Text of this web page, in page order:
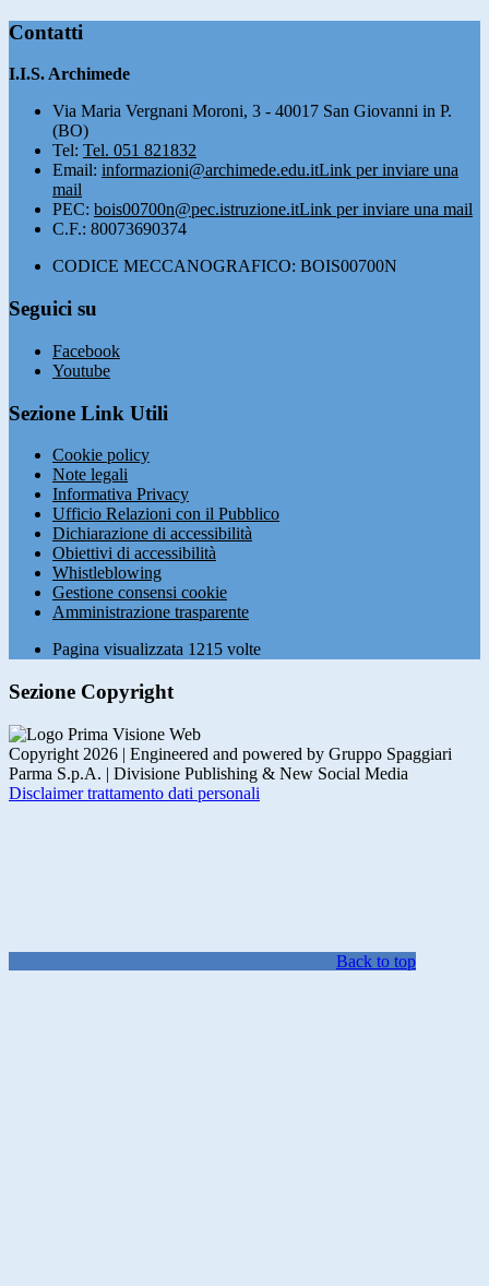
Contatti
I.I.S. Archimede
Via Maria Vergnani Moroni, 3 - 40017 San Giovanni in P.
(BO)
Tel: Tel. 051 821832
Email: informazioni@archimede.edu.itLink per inviare una
mail
PEC: bois00700n@pec.istruzione.itLink per inviare una mail
C.F.: 80073690374
CODICE MECCANOGRAFICO: BOIS00700N
Seguici su
Facebook
Youtube
Sezione Link Utili
Cookie policy
Note legali
Informativa Privacy
Ufficio Relazioni con il Pubblico
Dichiarazione di accessibilità
Obiettivi di accessibilità
Whistleblowing
Gestione consensi cookie
Amministrazione trasparente
Pagina visualizzata 1215 volte
Sezione Copyright
Copyright 2026 | Engineered and powered by Gruppo Spaggiari
Parma S.p.A. | Divisione Publishing & New Social Media
Disclaimer trattamento dati personali
Back to top